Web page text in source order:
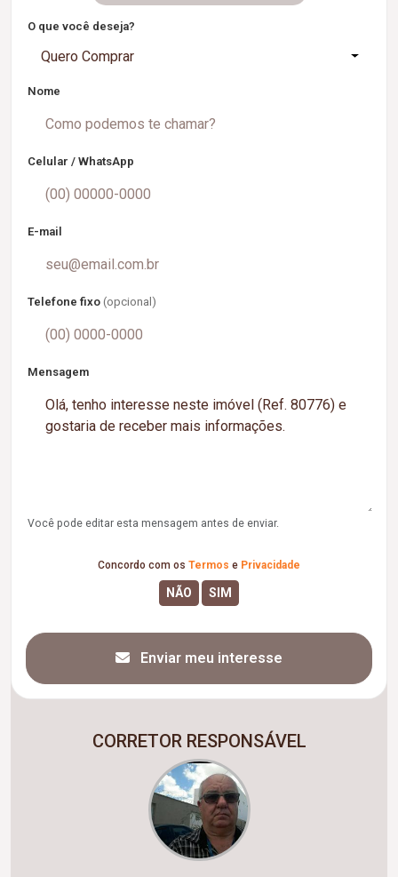
O que você deseja?
Quero Comprar
Nome
Celular / WhatsApp
E-mail
Telefone fixo (opcional)
Mensagem
Você pode editar esta mensagem antes de enviar.
Concordo com os Termos e Privacidade
Enviar meu interesse
CORRETOR RESPONSÁVEL